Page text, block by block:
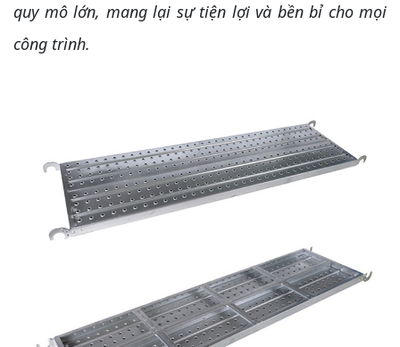
quy mô lớn, mang lại sự tiện lợi và bền bỉ cho mọi
công trình.